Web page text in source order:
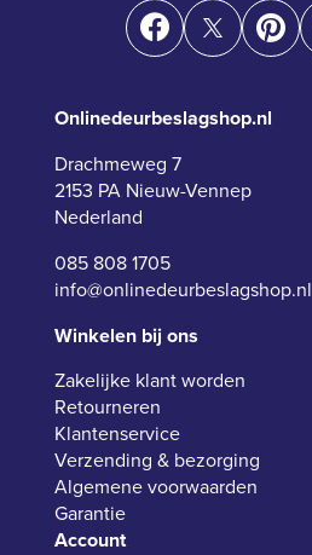
Onlinedeurbeslagshop.nl
Drachmeweg 7
2153 PA Nieuw-Vennep
Nederland
085 808 1705
info@onlinedeurbeslagshop.nl
Winkelen bij ons
Zakelijke klant worden
Retourneren
Klantenservice
Verzending & bezorging
Algemene voorwaarden
Garantie
Account